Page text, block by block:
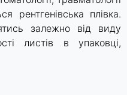
рентгенівська плівка.
залежно від виду
листів в упаковці,